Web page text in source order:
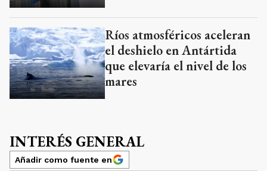
Ríos atmosféricos aceleran
el deshielo en Antártida
que elevaría el nivel de los
mares
INTERÉS GENERAL
Añadir como fuente en